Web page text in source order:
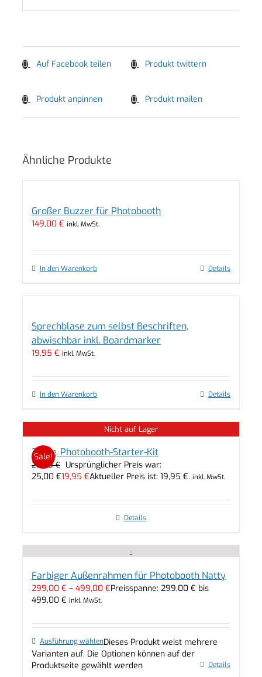
Auf Facebook teilen Produkt twittern
Produkt anpinnen Produkt mailen
Ähnliche Produkte
Großer Buzzer für Photobooth
149,00 € inkl. MwSt.
In den Warenkorb Details
Sprechblase zum selbst Beschriften,
abwischbar inkl. Boardmarker
19,95 € inkl. MwSt.
In den Warenkorb Details
Nicht auf Lager
Sale!
31 Tlg. Photobooth-Starter-Kit
25,00€ Ursprünglicher Preis war:
25,00 €19,95 €Aktueller Preis ist: 19,95 €. inkl. MwSt.
Details
Farbiger Außenrahmen für Photobooth Natty
299,00 € – 499,00 €Preisspanne: 299,00 € bis
499,00 € inkl. MwSt.
Ausführung wählenDieses Produkt weist mehrere
Varianten auf. Die Optionen können auf der
Produktseite gewählt werden
Details